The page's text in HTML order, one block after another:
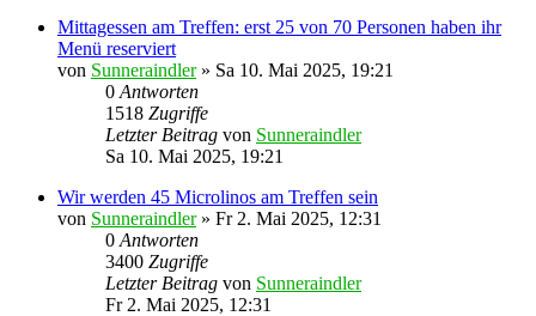
Mittagessen am Treffen: erst 25 von 70 Personen haben ihr
Menü reserviert
von Sunneraindler» Sa 10. Mai 2025, 19:21
0 Antworten
1518 Zugriffe
Letzter Beitrag von Sunneraindler
Sa 10. Mai 2025, 19:21
Wir werden 45 Microlinos am Treffen sein
von Sunneraindler» Fr 2. Mai 2025, 12:31
0 Antworten
3400 Zugriffe
Letzter Beitrag von Sunneraindler
Fr 2. Mai 2025, 12:31